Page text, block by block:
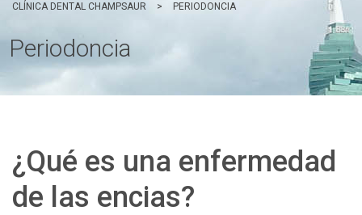
CLÍNICA DENTAL CHAMPSAUR > PERIODONCIA
Periodoncia
¿Qué es una enfermedad
de las encias?